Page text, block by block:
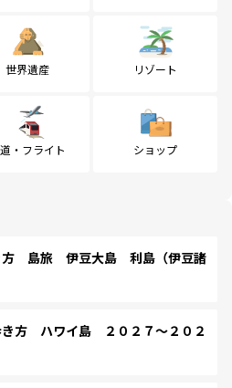
世界遺産 リゾート
・フライト ショップ
方 島旅 伊豆大島 利島（伊豆諸
方 ハワイ島 ２０２７～２０２